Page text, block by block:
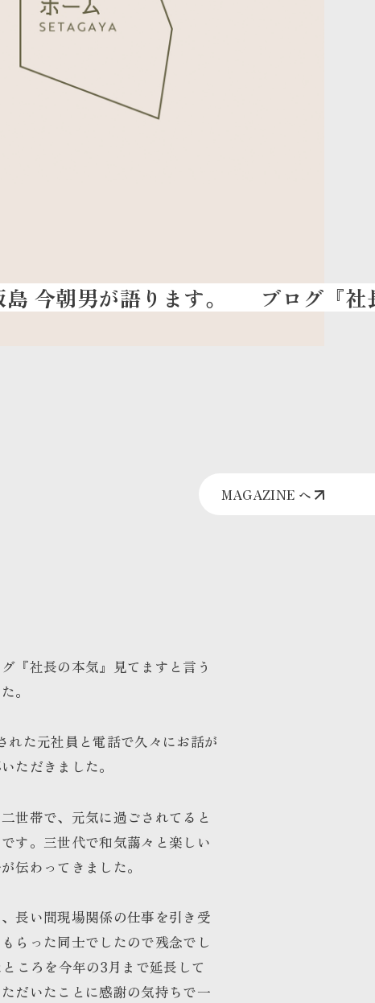
ブログ『社長の本
MAGAZINE へ
『社長の本気』見てますと言う
。
れた元社員と電話で久々にお話が
ただきました。
世帯で、元気に過ごされてると
す。三世代で和気藹々と楽しい
伝わってきました。
長い間現場関係の仕事を引き受
らった同士でしたので残念でし
ころを今年の3月まで延長して
だいたことに感謝の気持ちで一